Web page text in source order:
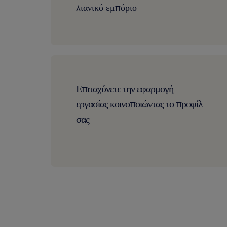
λιανικό εμπόριο
Επιταχύνετε την εφαρμογή
εργασίας κοινοποιώντας το προφίλ
σας